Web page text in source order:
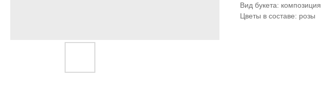
Вид букета: композиция
Цветы в составе: розы